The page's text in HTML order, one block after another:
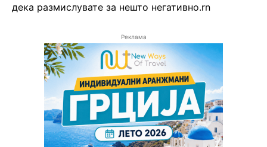
дека размислувате за нешто негативно.rn
Реклама